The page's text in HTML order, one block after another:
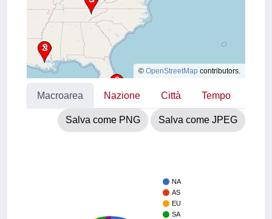
© OpenStreetMap contributors.
Macroarea Nazione Città Tempo
Salva come PNG Salva come JPEG
NA
AS
EU
SA